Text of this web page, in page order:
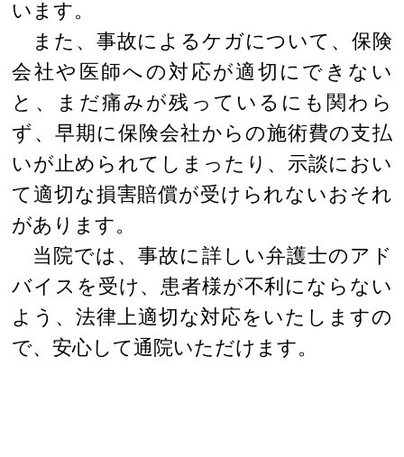
います。
また、事故によるケガについて、保険
会社や医師への対応が適切にできない
と、まだ痛みが残っているにも関わら
ず、早期に保険会社からの施術費の支払
いが止められてしまったり、示談におい
て適切な損害賠償が受けられないおそれ
があります。
当院では、事故に詳しい弁護士のアド
バイスを受け、患者様が不利にならない
よう、法律上適切な対応をいたしますの
で、安心して通院いただけます。